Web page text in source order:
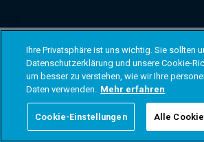
Ihre Privatsphäre ist uns wichtig. Sie sollten
Datenschutzerklärung und unsere Cookie-
um besser zu verstehen, wie wir Ihre
Daten verwenden. Mehr erfahren
Cookie-Einstellungen Alle